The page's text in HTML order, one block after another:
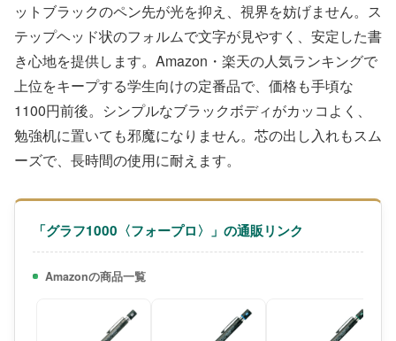
ットブラックのペン先が光を抑え、視界を妨げません。ス
テップヘッド状のフォルムで文字が見やすく、安定した書
き心地を提供します。Amazon・楽天の人気ランキングで
上位をキープする学生向けの定番品で、価格も手頃な
1100円前後。シンプルなブラックボディがカッコよく、
勉強机に置いても邪魔になりません。芯の出し入れもスム
ーズで、長時間の使用に耐えます。
「グラフ1000〈フォープロ〉」の通販リンク
Amazonの商品一覧